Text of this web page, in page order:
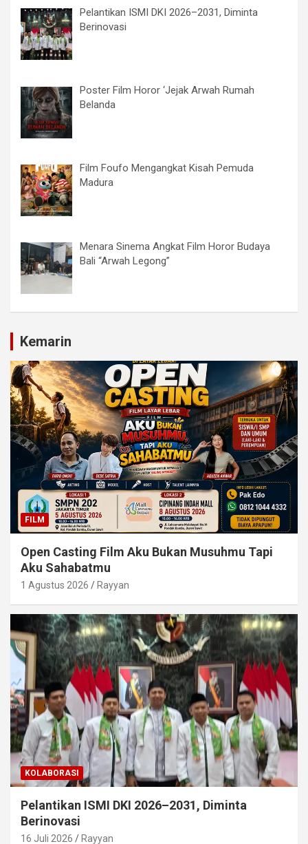
Pelantikan ISMI DKI 2026–2031, Diminta
Berinovasi
Poster Film Horor ‘Jejak Arwah Rumah
Belanda
Film Foufo Mengangkat Kisah Pemuda
Madura
Menara Sinema Angkat Film Horor Budaya
Bali “Arwah Legong”
Kemarin
FILM
Open Casting Film Aku Bukan Musuhmu Tapi
Aku Sahabatmu
1 Agustus 2026 Rayyan
KOLABORASI
Pelantikan ISMI DKI 2026–2031, Diminta
Berinovasi
16 Juli 2026 Rayyan